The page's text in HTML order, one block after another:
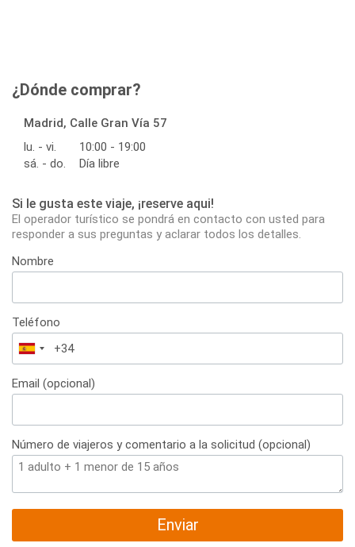
¿Dónde comprar?
Madrid, Calle Gran Vía 57
lu. - vi.
10:00 - 19:00
sá. - do.
Día libre
Si le gusta este viaje, ¡reserve aqui!
El operador turístico se pondrá en contacto con usted para
responder a sus preguntas y aclarar todos los detalles.
Nombre
Teléfono
España
+34
Email (opcional)
Número de viajeros y comentario a la solicitud (opcional)
Enviar